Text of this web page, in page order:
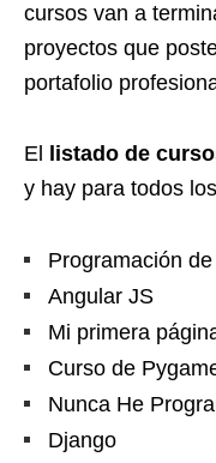
cursos van a
proyectos que
portafolio
El listado de
y hay para todos
Programación
Angular JS
Mi primera
Curso de
Nunca He
Django